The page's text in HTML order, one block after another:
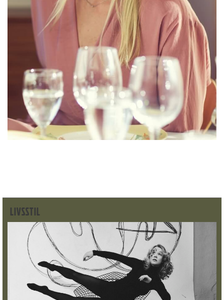
LIVSSTIL